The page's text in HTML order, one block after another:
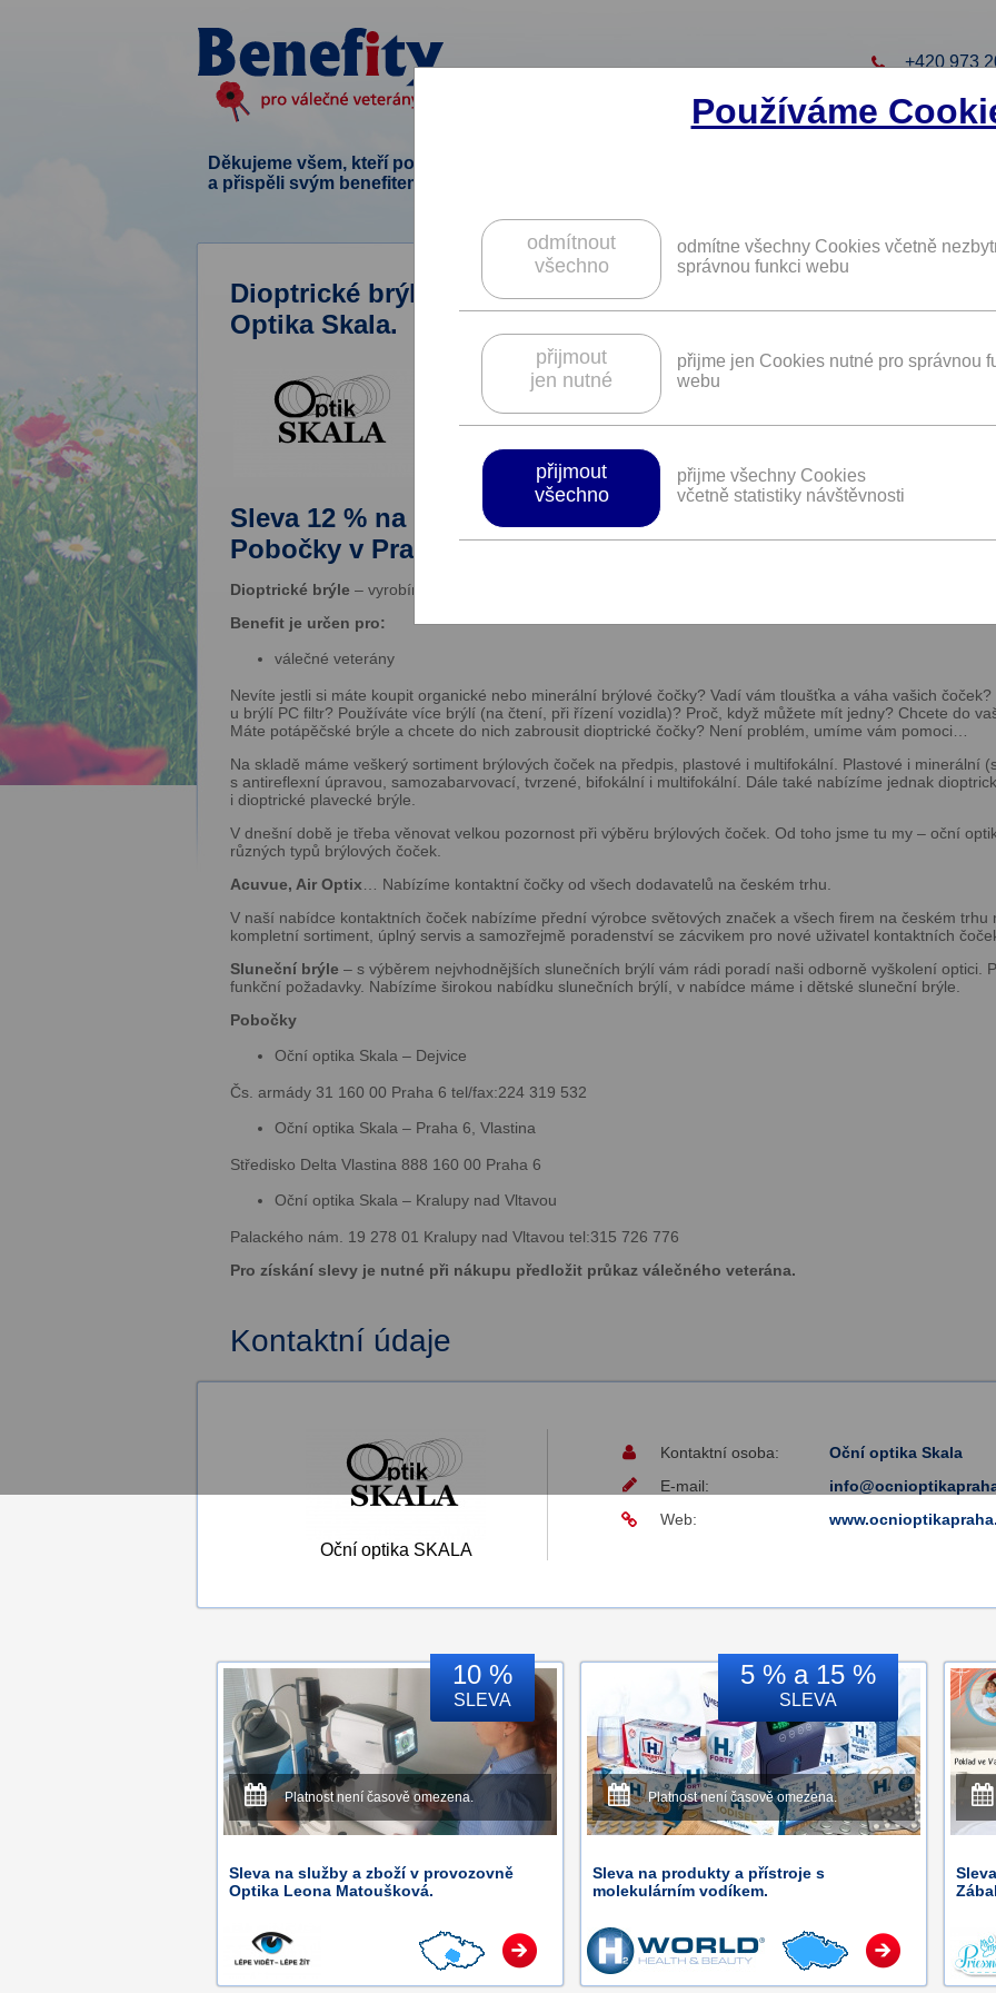
+420 973
Děkujeme všem, kteří podpořili tento projekt
a přispěli svým benefitem.
Používáme
odmítnout
všechno
odmítne všechny Cookies včetně
správnou funkci webu
přijmout
jen nutné
přijme jen Cookies nutné pro správnou
webu
přijmout
všechno
přijme všechny Cookies
včetně statistiky návštěvnosti
Dioptrické brýle, sluneční brýle nebo kontaktní čočky se
Optika Skala.
Platnost není časově omezena
Sleva 12 % na celý nákup zboží v prodejnách Optika Skala.
Pobočky v Praze 6 a v Kralupech nad Vltavou.
Dioptrické brýle – vyrobíme vám brýle na míru – možnost EXPRES do 1 hodiny.
Benefit je určen pro:
válečné veterány
Nevíte jestli si máte koupit organické nebo minerální brýlové čočky? Vadí vám tloušťka a váha vašich
u brýlí PC filtr? Používáte více brýlí (na čtení, při řízení vozidla)? Proč, když můžete mít jedny? Chcete do
Máte potápěčské brýle a chcete do nich zabrousit dioptrické čočky? Není problém, umíme vám pomoci…
Na skladě máme veškerý sortiment brýlových čoček na předpis, plastové i multifokální. Plastové i minerální
s antireflexní úpravou, samozabarvovací, tvrzené, bifokální i multifokální. Dále také nabízíme jednak
i dioptrické plavecké brýle.
V dnešní době je třeba věnovat velkou pozornost při výběru brýlových čoček. Od toho jsme tu my – oční
různých typů brýlových čoček.
Acuvue, Air Optix … Nabízíme kontaktní čočky od všech dodavatelů na českém trhu.
V naší nabídce kontaktních čoček nabízíme přední výrobce světových značek a všech firem na českém trhu
kompletní sortiment, úplný servis a samozřejmě poradenství se zácvikem pro nové uživatel kontaktních
Sluneční brýle – s výběrem nejvhodnějších slunečních brýlí vám rádi poradí naši odborně vyškolení optici.
funkční požadavky. Nabízíme širokou nabídku slunečních brýlí, v nabídce máme i dětské sluneční brýle.
Pobočky
Oční optika Skala – Dejvice
Čs. armády 31 160 00 Praha 6 tel/fax:224 3­19 532
Oční optika Skala – Praha 6, Vlastina
Středisko Delta Vlastina 888 160 00 Praha 6
Oční optika Skala – Kralupy nad Vltavou
Palackého nám. 19 278 01 Kralupy nad Vltavou tel:315 726 776
Pro získání slevy je nutné při nákupu předložit průkaz válečného veterána.
Kontaktní údaje
Oční optika SKALA
Kontaktní osoba:
Oční optika Skala
E-mail:
Web:
10 %
SLEVA
Platnost není časově omezena.
Sleva na služby a zboží v provozovně
Optika Leona Matoušková.
5 % a 15 %
SLEVA
Platnost není časově omezena.
Sleva na produkty a přístroje s
molekulárním vodíkem.